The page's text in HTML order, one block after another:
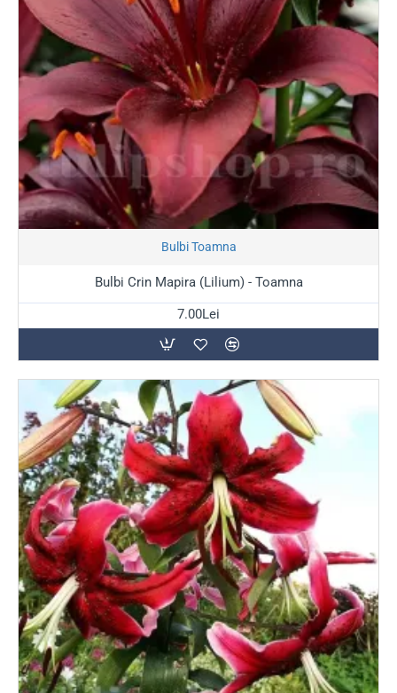
Bulbi Toamna
Bulbi Crin Mapira (Lilium) - Toamna
7.00Lei